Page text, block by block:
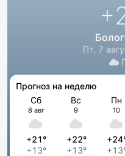
Пт, 7
Прогноз на неделю
Сб
8 авг
+21°
+13°
Вс
9
+22°
+13°
Пн
10